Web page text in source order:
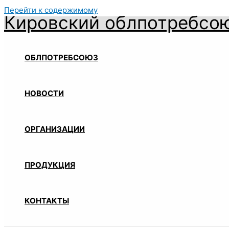
Перейти к содержимому
Кировский
ОБЛПОТРЕБСОЮЗ
НОВОСТИ
ОРГАНИЗАЦИИ
ПРОДУКЦИЯ
КОНТАКТЫ